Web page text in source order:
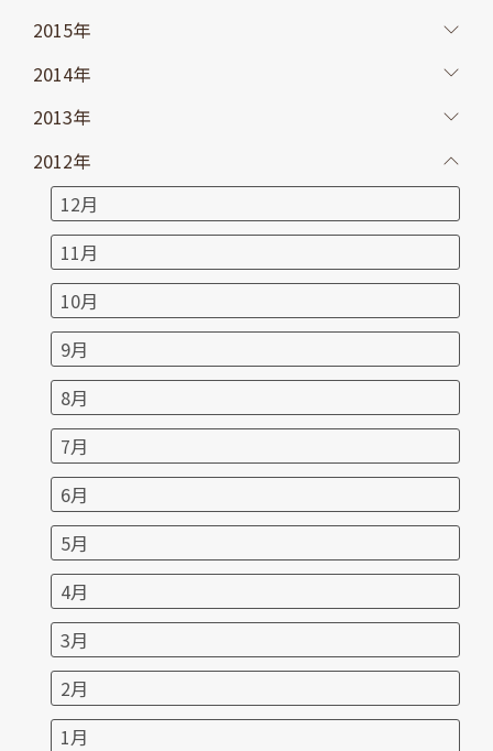
2015年
2014年
2013年
2012年
12月
11月
10月
9月
8月
7月
6月
5月
4月
3月
2月
1月